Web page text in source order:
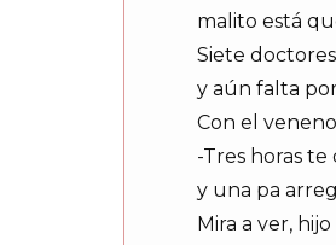
malito está
Siete
y aún falta
Con el
-Tres horas te
y una pa
Mira a ver,